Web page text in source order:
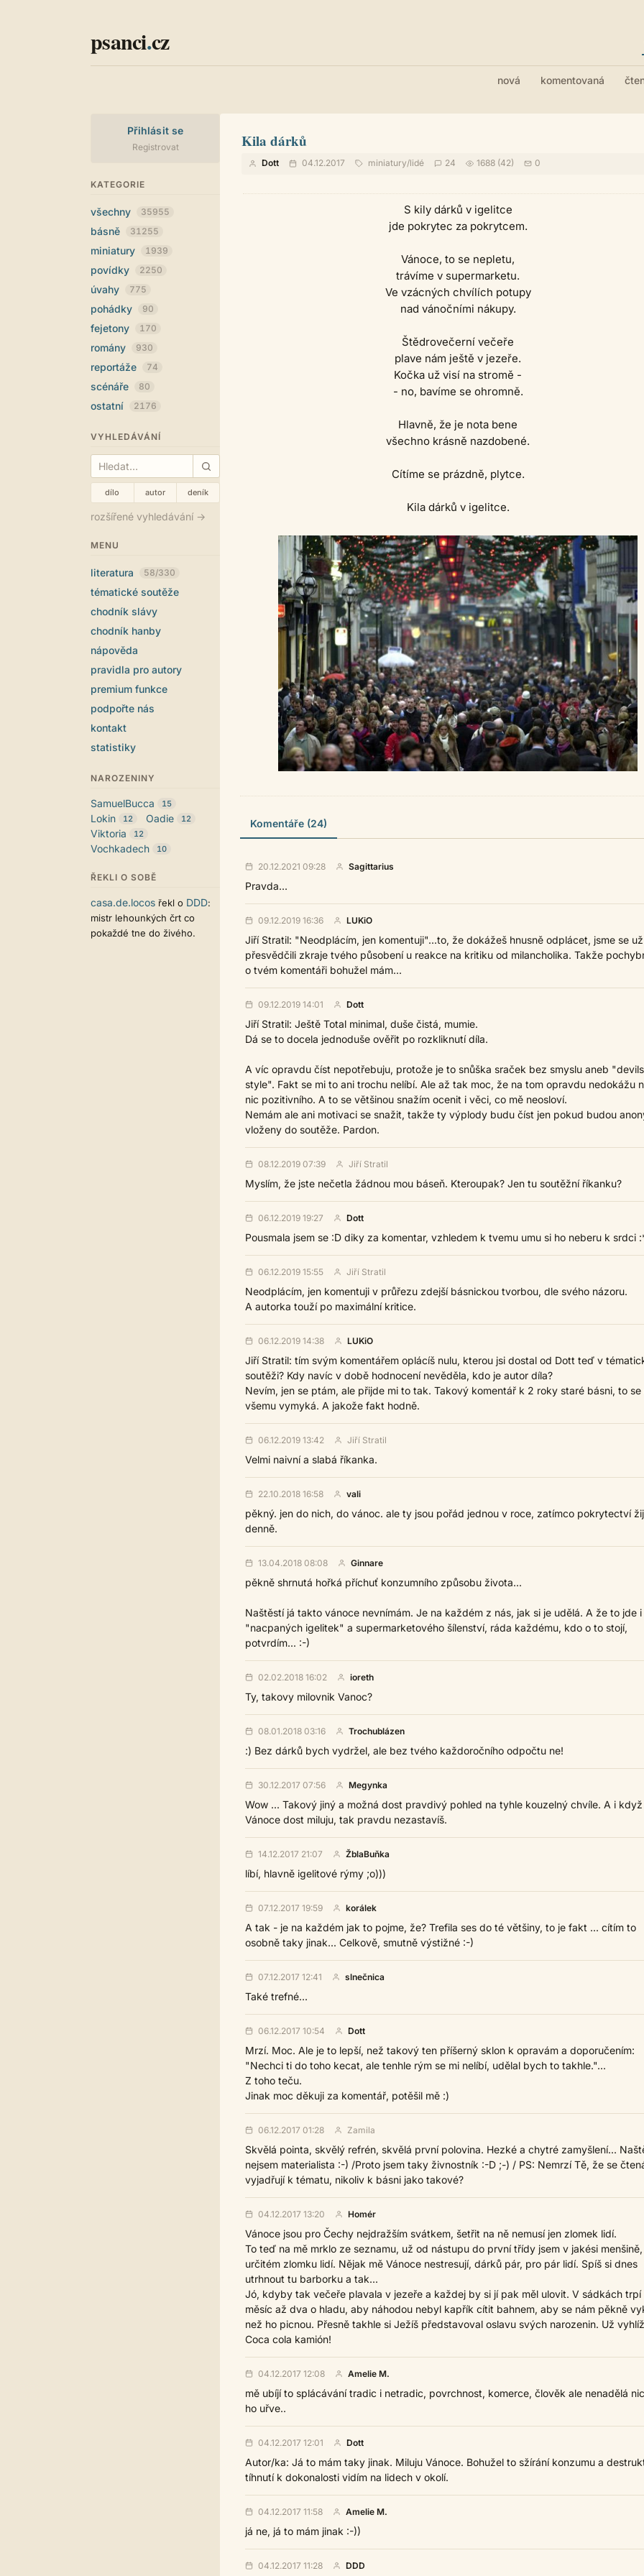
psanci.cz
nová komentovaná
Přihlásit se
Registrovat
KATEGORIE
všechny 35955
básně 31255
miniatury 1939
povídky 2250
úvahy 775
pohádky 90
fejetony 170
romány 930
reportáže 74
scénáře 80
ostatní 2176
VYHLEDÁVÁNÍ
dílo autor deník
rozšířené vyhledávání →
MENU
literatura 58/330
tématické soutěže
chodník slávy
chodník hanby
nápověda
pravidla pro autory
premium funkce
podpořte nás
kontakt
statistiky
NAROZENINY
SamuelBucca 15
Lokin 12 Oadie 12
Viktoria 12
Vochkadech 10
ŘEKLI O SOBĚ
casa.de.locos řekl o DDD:
mistr lehounkých črt co
pokaždé tne do živého.
Kila dárků
Dott 04.12.2017 miniatury/lidé 24 1688 (42) 0
S kily dárků v igelitce
jde pokrytec za pokrytcem.
Vánoce, to se nepletu,
trávíme v supermarketu.
Ve vzácných chvílích potupy
nad vánočními nákupy.
Štědrovečerní večeře
plave nám ještě v jezeře.
Kočka už visí na stromě -
- no, bavíme se ohromně.
Hlavně, že je nota bene
všechno krásně nazdobené.
Cítíme se prázdně, plytce.
Kila dárků v igelitce.
Komentáře (24)
20.12.2021 09:28 Sagittarius
Pravda...
09.12.2019 16:36 LUKiO
Jiří Stratil: "Neodplácím, jen komentuji"...to, že dokážeš hnusně odplácet, jsme se už
přesvědčili zkraje tvého působení u reakce na kritiku od milancholika. Takže
o tvém komentáři bohužel mám...
09.12.2019 14:01 Dott
Jiří Stratil: Ještě Total minimal, duše čistá, mumie.
Dá se to docela jednoduše ověřit po rozkliknutí díla.
A víc opravdu číst nepotřebuju, protože je to snůška sraček bez smyslu aneb "devils
style". Fakt se mi to ani trochu nelíbí. Ale až tak moc, že na tom opravdu nedokážu
nic pozitivního. A to se většinou snažím ocenit i věci, co mě neosloví.
Nemám ale ani motivaci se snažit, takže ty výplody budu číst jen pokud budou
vloženy do soutěže. Pardon.
08.12.2019 07:39 Jiří Stratil
Myslím, že jste nečetla žádnou mou báseň. Kteroupak? Jen tu soutěžní říkanku?
06.12.2019 19:27 Dott
Pousmala jsem se :D diky za komentar, vzhledem k tvemu umu si ho neberu k srdci
06.12.2019 15:55 Jiří Stratil
Neodplácím, jen komentuji v průřezu zdejší básnickou tvorbou, dle svého názoru.
A autorka touží po maximální kritice.
06.12.2019 14:38 LUKiO
Jiří Stratil: tím svým komentářem oplácíš nulu, kterou jsi dostal od Dott teď v
soutěži? Kdy navíc v době hodnocení nevěděla, kdo je autor díla?
Nevím, jen se ptám, ale přijde mi to tak. Takový komentář k 2 roky staré básni, to se
všemu vymyká. A jakože fakt hodně.
06.12.2019 13:42 Jiří Stratil
Velmi naivní a slabá říkanka.
22.10.2018 16:58 vali
pěkný. jen do nich, do vánoc. ale ty jsou pořád jednou v roce, zatímco pokrytectví
denně.
13.04.2018 08:08 Ginnare
pěkně shrnutá hořká příchuť konzumního způsobu života...
Naštěstí já takto vánoce nevnímám. Je na každém z nás, jak si je udělá. A že to jde
"nacpaných igelitek" a supermarketového šílenství, ráda každému, kdo o to stojí,
potvrdím... :-)
02.02.2018 16:02 ioreth
Ty, takovy milovnik Vanoc?
08.01.2018 03:16 Trochublázen
:) Bez dárků bych vydržel, ale bez tvého každoročního odpočtu ne!
30.12.2017 07:56 Megynka
Wow ... Takový jiný a možná dost pravdivý pohled na tyhle kouzelný chvíle. A i když
Vánoce dost miluju, tak pravdu nezastavíš.
14.12.2017 21:07 ŽblaBuňka
líbí, hlavně igelitové rýmy ;o)))
07.12.2017 19:59 korálek
A tak - je na každém jak to pojme, že? Trefila ses do té většiny, to je fakt ... cítím to
osobně taky jinak... Celkově, smutně výstižné :-)
07.12.2017 12:41 slnečnica
Také trefné...
06.12.2017 10:54 Dott
Mrzí. Moc. Ale je to lepší, než takový ten příšerný sklon k opravám a doporučením:
"Nechci ti do toho kecat, ale tenhle rým se mi nelíbí, udělal bych to takhle."...
Z toho teču.
Jinak moc děkuji za komentář, potěšil mě :)
06.12.2017 01:28 Zamila
Skvělá pointa, skvělý refrén, skvělá první polovina. Hezké a chytré zamyšlení...
nejsem materialista :-) /Proto jsem taky živnostník :-D ;-) / PS: Nemrzí Tě, že se
vyjadřují k tématu, nikoliv k básni jako takové?
04.12.2017 13:20 Homér
Vánoce jsou pro Čechy nejdražším svátkem, šetřit na ně nemusí jen zlomek lidí.
To teď na mě mrklo ze seznamu, už od nástupu do první třídy jsem v jakési
určitém zlomku lidí. Nějak mě Vánoce nestresují, dárků pár, pro pár lidí. Spíš si dnes
utrhnout tu barborku a tak...
Jó, kdyby tak večeře plavala v jezeře a každej by si jí pak měl ulovit. V sádkách trpí
měsíc až dva o hladu, aby náhodou nebyl kapřík cítit bahnem, aby se nám pěkně
než ho picnou. Přesně takhle si Ježíš představoval oslavu svých narozenin. Už
Coca cola kamión!
04.12.2017 12:08 Amelie M.
mě ubíjí to splácávání tradic i netradic, povrchnost, komerce, člověk ale nenadělá
ho uřve..
04.12.2017 12:01 Dott
Autor/ka: Já to mám taky jinak. Miluju Vánoce. Bohužel to sžírání konzumu a
tíhnutí k dokonalosti vidím na lidech v okolí.
04.12.2017 11:58 Amelie M.
já ne, já to mám jinak :-))
04.12.2017 11:28 DDD